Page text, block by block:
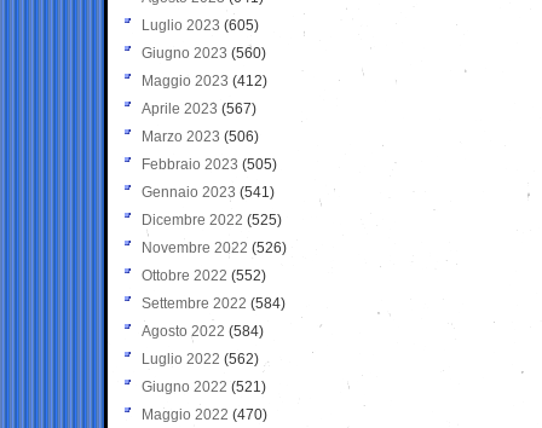
Luglio 2023 (605)
Giugno 2023 (560)
Maggio 2023 (412)
Aprile 2023 (567)
Marzo 2023 (506)
Febbraio 2023 (505)
Gennaio 2023 (541)
Dicembre 2022 (525)
Novembre 2022 (526)
Ottobre 2022 (552)
Settembre 2022 (584)
Agosto 2022 (584)
Luglio 2022 (562)
Giugno 2022 (521)
Maggio 2022 (470)